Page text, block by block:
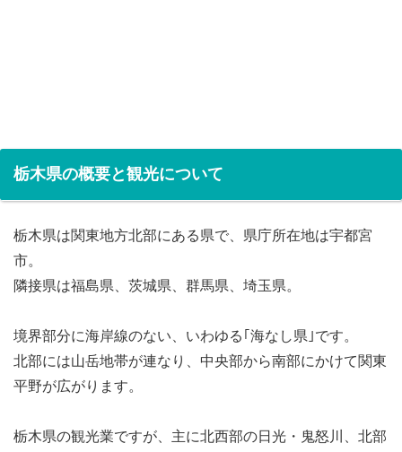
栃木県の概要と観光について
栃木県は関東地方北部にある県で、県庁所在地は宇都宮
市。
隣接県は福島県、茨城県、群馬県、埼玉県。
境界部分に海岸線のない、いわゆる｢海なし県｣です。
北部には山岳地帯が連なり、中央部から南部にかけて関東
平野が広がります。
栃木県の観光業ですが、主に北西部の日光・鬼怒川、北部